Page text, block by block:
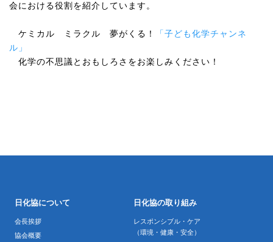
会における役割を紹介しています。
ケミカル ミラクル 夢がくる！
「子ども化学チャンネ
ル」
化学の不思議とおもしろさをお楽しみください！
日化協について
会長挨拶
協会概要
日化協の取り組み
レスポンシブル・ケア
（環境・健康・安全）